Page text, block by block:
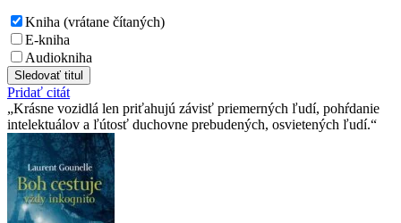
Kniha (vrátane čítaných)
E-kniha
Audiokniha
Sledovať titul
Pridať citát
Krásne vozidlá len priťahujú závisť priemerných ľudí, pohŕdanie
intelektuálov a ľútosť duchovne prebudených, osvietených ľudí.